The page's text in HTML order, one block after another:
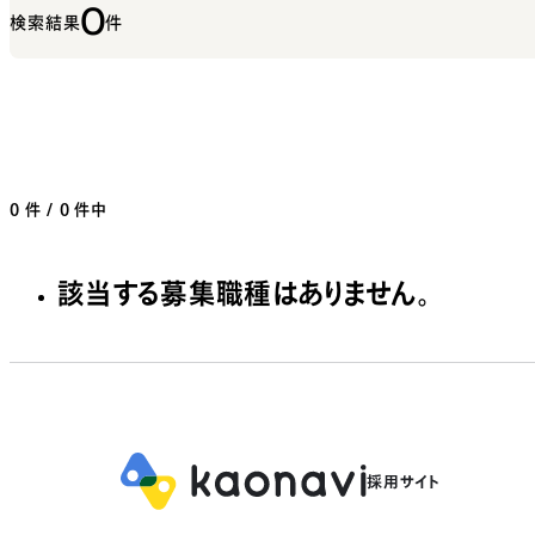
検索結果0件
0 件 / 0 件中
該当する募集職種はありません。